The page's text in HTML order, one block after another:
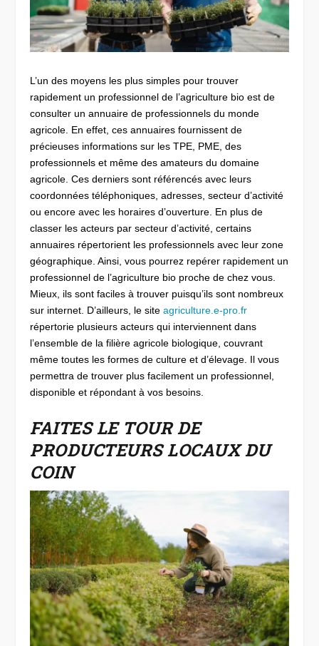
L’un des moyens les plus simples pour trouver
rapidement un professionnel de l’agriculture bio est de
consulter un annuaire de professionnels du monde
agricole. En effet, ces annuaires fournissent de
précieuses informations sur les TPE, PME, des
professionnels et même des amateurs du domaine
agricole. Ces derniers sont référencés avec leurs
coordonnées téléphoniques, adresses, secteur d’activité
ou encore avec les horaires d’ouverture. En plus de
classer les acteurs par secteur d’activité, certains
annuaires répertorient les professionnels avec leur zone
géographique. Ainsi, vous pourrez repérer rapidement un
professionnel de l’agriculture bio proche de chez vous.
Mieux, ils sont faciles à trouver puisqu’ils sont nombreux
sur internet. D’ailleurs, le siteagriculture.e-pro.fr
répertorie plusieurs acteurs qui interviennent dans
l’ensemble de la filière agricole biologique, couvrant
même toutes les formes de culture et d’élevage. Il vous
permettra de trouver plus facilement un professionnel,
disponible et répondant à vos besoins.
FAITES LE TOUR DE
PRODUCTEURS LOCAUX DU
COIN